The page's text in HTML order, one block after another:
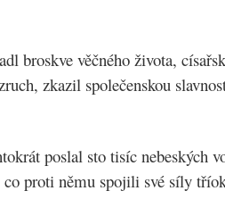
broskve věčného života,
zkazil společenskou
poslal sto tisíc nebeských
co proti němu spojili své síly